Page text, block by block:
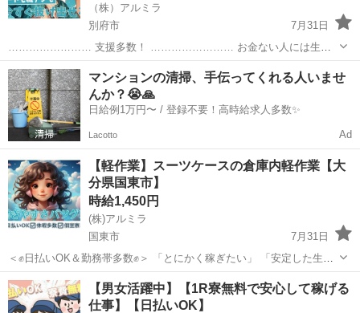
（株）アルミラ
別府市
7月31日
…………………… 支援多数！ …………………… お金ない人には生活
支援金 携帯ない人にはレンタル 住む場所がない方には 即日入寮も可
能です！ もし、できない場合は 宿泊施設代をお渡...
大分 別府市 時給
マンションの清掃、手伝ってくれる人いませ
んか？😭🙏
日給例1万円〜 / 登録不要！高時給求人多数✨
Lacotto Ad
【軽作業】スーツケースの倉庫内軽作業【大
分県国東市】
時給1,450円
(株)アルミラ
国東市
7月31日
＜✊日払いOK＆勤務帯多数✊＞ 「とにかく稼ぎたい」 「安定した生活
を送りたい」 そんな方にオススメ✨ 日払いOKだから すぐにお給料を
受け取ることができます。 寮や支援...
大分 国東市 倉庫 時給
【男女活躍中】【1R寮無料で安心して稼げる
仕事】【日払いOK】